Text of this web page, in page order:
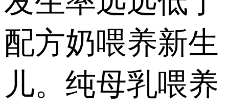
配方奶喂养新生
儿。纯母乳喂养